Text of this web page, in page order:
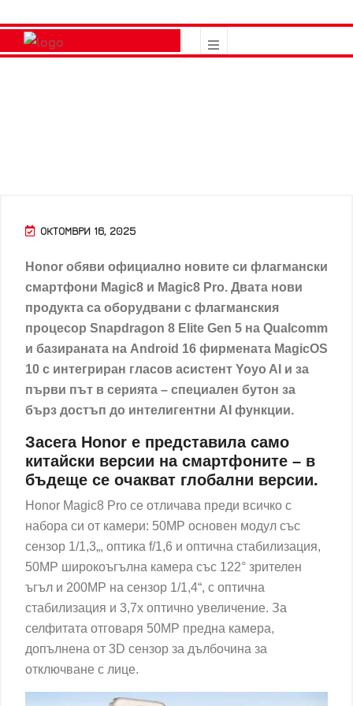
ОКТОМВРИ 16, 2025
Honor обяви официално новите си флагмански
смартфони Magic8 и Magic8 Pro. Двата нови
продукта са оборудвани с флагманския
процесор Snapdragon 8 Elite Gen 5 на Qualcomm
и базираната на Android 16 фирмената MagicOS
10 с интегриран гласов асистент Yoyo AI и за
първи път в серията – специален бутон за
бърз достъп до интелигентни AI функции.
Засега Honor е представила само
китайски версии на смартфоните – в
бъдеще се очакват глобални версии.
Honor Magic8 Pro се отличава преди всичко с
набора си от камери: 50МР основен модул със
сензор 1/1,3„, оптика f/1,6 и оптична стабилизация,
50МР широкоъгълна камера със 122° зрителен
ъгъл и 200МР на сензор 1/1,4“, с оптична
стабилизация и 3,7x оптично увеличение. За
селфитата отговаря 50МР предна камера,
допълнена от 3D сензор за дълбочина за
отключване с лице.